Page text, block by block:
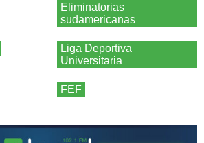
Eliminatorias
sudamericanas
Liga Deportiva
Universitaria
FEF